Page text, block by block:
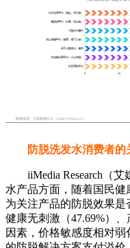
为关注产品的防脱效果是
健康无刺激（47.69%）
因素，价格敏感度相对
的防脱解决方案支付溢
功效属性的防脱洗护产